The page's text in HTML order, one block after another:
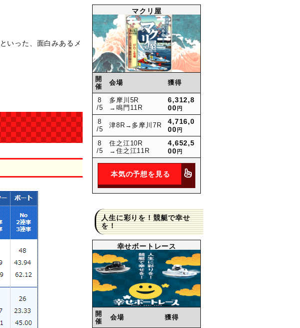
といった、面白みあるメ
マクリ屋
開
催
会場 獲得
8
/5
多摩川5R
→鳴門11R
6,312,8
00 円
8
/5
津8R →多摩川7R
4,716,0
00 円
8
/5
住之江10R
→住之江11R
4,652,5
00 円
本気の予想を見る
人生に彩りを！競艇で幸せ
を！
幸せボートレース
開
催
会場 獲得